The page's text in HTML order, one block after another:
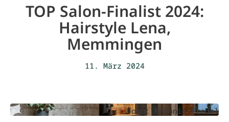
TOP Salon-Finalist 2024:
Hairstyle Lena,
Memmingen
11. März 2024
Foto: Melanie Fredel